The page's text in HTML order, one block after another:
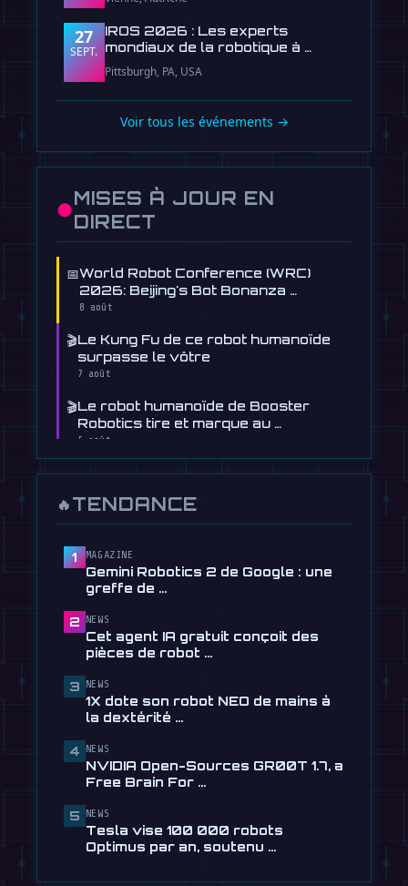
27
SEPT.
IROS 2026 : Les experts
mondiaux de la robotique à …
Pittsburgh, PA, USA
Voir tous les événements →
●
MISES À JOUR EN
DIRECT
📅World Robot Conference (WRC)
2026: Beijing's Bot Bonanza …
8 août
🎬Le Kung Fu de ce robot humanoïde
surpasse le vôtre
7 août
🎬Le robot humanoïde de Booster
Robotics tire et marque au …
5 août
📰Le robot humanoïde de Figure
30 juillet
pièces de robot par texte
28 juillet
Humanoid Cleaning Service in …
28 juillet
📰
dextérité incroyable
24 juillet
🎬EngineAI T800: Le robot humanoïde
inspiré de Terminator …
24 juillet
📰NVIDIA Open-Sources GR00T 1.7, a
Free Brain For Any Humanoid
13 juillet
🔥 TENDANCE
1 MAGAZINE
Gemini Robotics 2 de Google : une
greffe de …
2 NEWS
Cet agent IA gratuit conçoit des
pièces de robot …
3 NEWS
1X dote son robot NEO de mains à
la dextérité …
4 NEWS
NVIDIA Open-Sources GR00T 1.7, a
Free Brain For …
5 NEWS
Tesla vise 100 000 robots
Optimus par an, soutenu …